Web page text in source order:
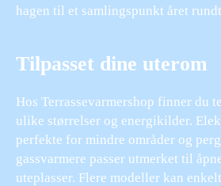
hagen til et samlingspunkt året
Tilpasset dine uterom
Hos Terrassevarmershop finner du
ulike størrelser og energikilder.
perfekte for mindre områder og
gassvarmere passer utmerket til
uteplasser. Flere modeller kan